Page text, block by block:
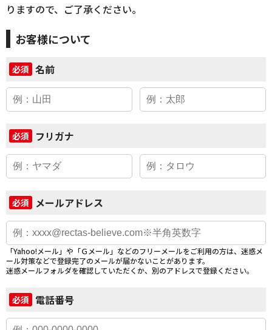
りますので、ご了承ください。
お客様について
必須 名前
必須 フリガナ
必須 メールアドレス
「Yahoo!メール」や「Ｇメール」などのフリーメールをご利用の方は、迷惑メ
ール対策などで登録完了のメールが届かないことがあります。
迷惑メールフォルダを確認していただくか、別のアドレスで登録ください。
必須 電話番号